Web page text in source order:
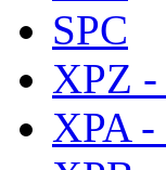
SPC
XPZ -
XPA